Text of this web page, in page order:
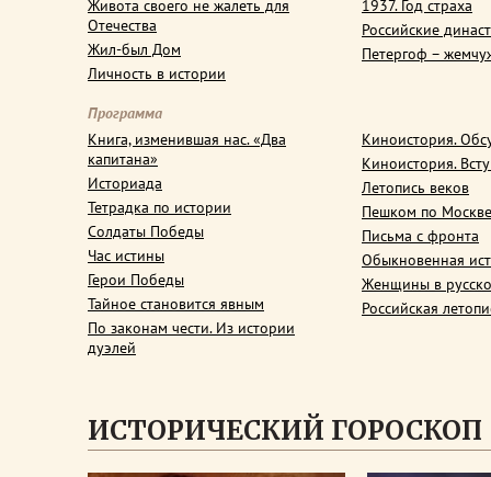
Живота своего не жалеть для
Отечества
Жил-был Дом
Личность в истории
1937. Год страха
Российские
Петергоф –
Программа
Книга, изменившая нас. «Два
капитана»
Историада
Тетрадка по истории
Солдаты Победы
Час истины
Герои Победы
Тайное становится явным
По законам чести. Из истории
дуэлей
Киноистория.
Киноистория.
Летопись веков
Пешком по Москве
Письма с фронта
Обыкновенная
Женщины в
Российская
ИСТОРИЧЕСКИЙ ГОРОСКОП